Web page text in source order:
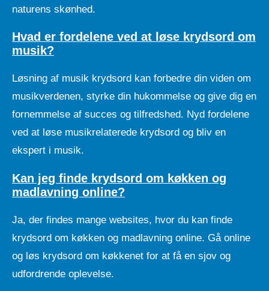
naturens skønhed.
Hvad er fordelene ved at løse krydsord om
musik?
Løsning af musik krydsord kan forbedre din viden om
musikverdenen, styrke din hukommelse og give dig en
fornemmelse af succes og tilfredshed. Nyd fordelene
ved at løse musikrelaterede krydsord og bliv en
ekspert i musik.
Kan jeg finde krydsord om køkken og
madlavning online?
Ja, der findes mange websites, hvor du kan finde
krydsord om køkken og madlavning online. Gå online
og løs krydsord om køkkenet for at få en sjov og
udfordrende oplevelse.